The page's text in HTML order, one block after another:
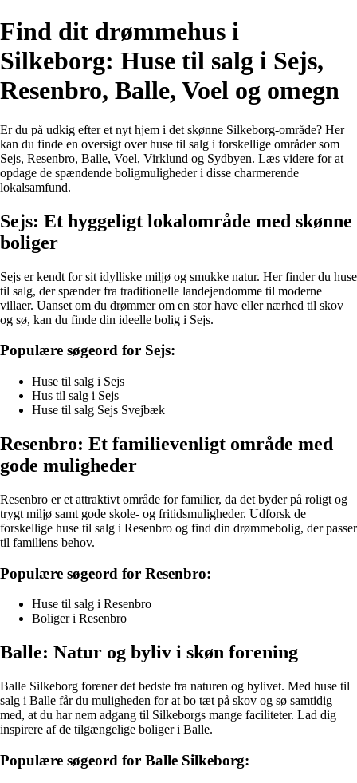
Find dit drømmehus i
Silkeborg: Huse til salg i Sejs,
Resenbro, Balle, Voel og omegn
Er du på udkig efter et nyt hjem i det skønne Silkeborg-område? Her
kan du finde en oversigt over huse til salg i forskellige områder som
Sejs, Resenbro, Balle, Voel, Virklund og Sydbyen. Læs videre for at
opdage de spændende boligmuligheder i disse charmerende
lokalsamfund.
Sejs: Et hyggeligt lokalområde med skønne
boliger
Sejs er kendt for sit idylliske miljø og smukke natur. Her finder du huse
til salg, der spænder fra traditionelle landejendomme til moderne
villaer. Uanset om du drømmer om en stor have eller nærhed til skov
og sø, kan du finde din ideelle bolig i Sejs.
Populære søgeord for Sejs:
Huse til salg i Sejs
Hus til salg i Sejs
Huse til salg Sejs Svejbæk
Resenbro: Et familievenligt område med
gode muligheder
Resenbro er et attraktivt område for familier, da det byder på roligt og
trygt miljø samt gode skole- og fritidsmuligheder. Udforsk de
forskellige huse til salg i Resenbro og find din drømmebolig, der passer
til familiens behov.
Populære søgeord for Resenbro:
Huse til salg i Resenbro
Boliger i Resenbro
Balle: Natur og byliv i skøn forening
Balle Silkeborg forener det bedste fra naturen og bylivet. Med huse til
salg i Balle får du muligheden for at bo tæt på skov og sø samtidig
med, at du har nem adgang til Silkeborgs mange faciliteter. Lad dig
inspirere af de tilgængelige boliger i Balle.
Populære søgeord for Balle Silkeborg: